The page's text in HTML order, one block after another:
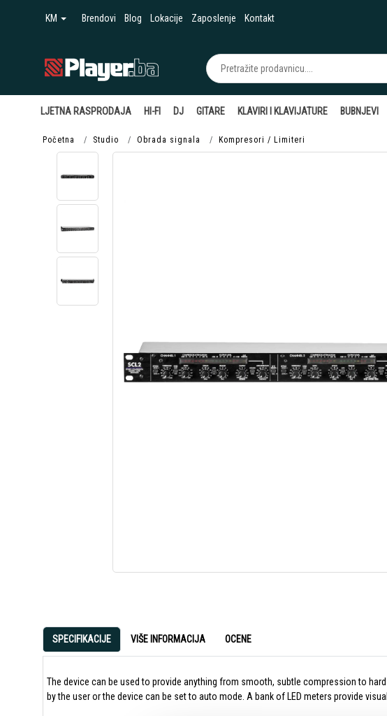
KM Brendovi Blog Lokacije Zaposlenje Kontakt
LJETNA RASPRODAJA HI-FI DJ GITARE KLAVIRI I KLAVIJATURE BUBNJEVI
Početna Studio Obrada signala Kompresori / Limiteri
SPECIFIKACIJE VIŠE INFORMACIJA OCENE
The device can be used to provide anything from smooth, subtle compression to
by the user or the device can be set to auto mode. A bank of LED meters provide